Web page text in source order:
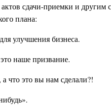
сдачи-приемки и
плана:
улучшения бизнеса.
наше призвание.
что это вы нам сделали?!